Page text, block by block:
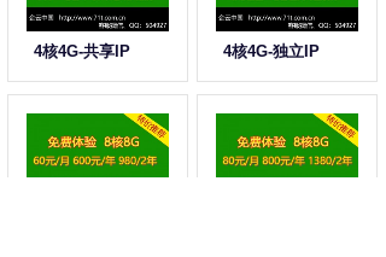
4核4G-共享IP 4核4G-独立IP